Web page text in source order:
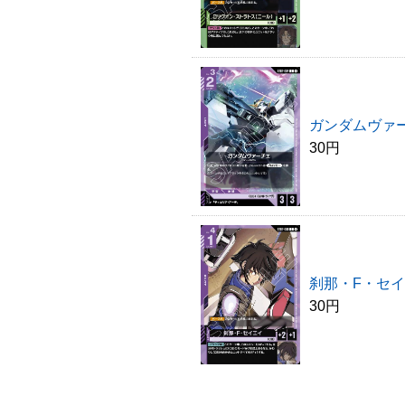
ガンダムヴァ
30円
刹那・F・セ
30円